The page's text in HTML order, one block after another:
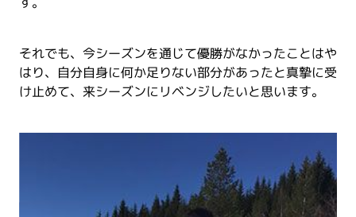
それでも、今シーズンを通じて優勝がなかったことはや
はり、自分自身に何か足りない部分があったと真摯に受
け止めて、来シーズンにリベンジしたいと思います。